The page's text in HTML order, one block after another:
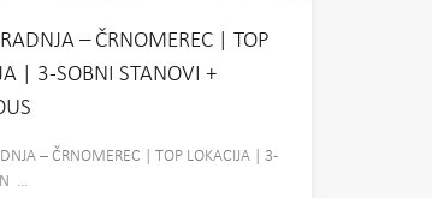
– ČRNOMEREC | TOP
| 3-SOBNI STANOVI +
– ČRNOMEREC | TOP LOKACIJA | 3-
…